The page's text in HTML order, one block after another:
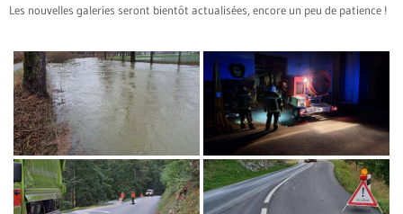
Les nouvelles galeries seront bientôt actualisées, encore un peu de patience !